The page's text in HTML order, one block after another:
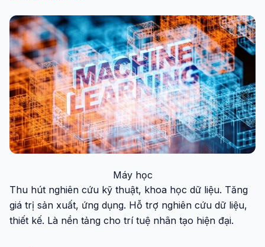
Máy học
Thu hút nghiên cứu kỹ thuật, khoa học dữ liệu. Tăng
giá trị sản xuất, ứng dụng. Hỗ trợ nghiên cứu dữ liệu,
thiết kế. Là nền tảng cho trí tuệ nhân tạo hiện đại.